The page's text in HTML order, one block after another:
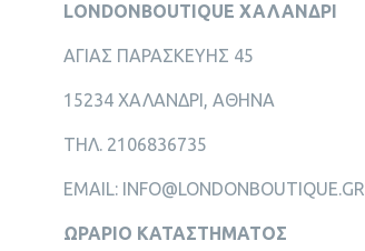
LONDONBOUTIQUE ΧΑΛΑΝΔΡΙ
ΑΓΙΑΣ ΠΑΡΑΣΚΕΥΗΣ 45
15234 ΧΑΛΑΝΔΡΙ, ΑΘΗΝΑ
ΤΗΛ. 2106836735
EMAIL: INFO@LONDONBOUTIQUE.GR
ΩΡΑΡΙΟ ΚΑΤΑΣΤΗΜΑΤΟΣ